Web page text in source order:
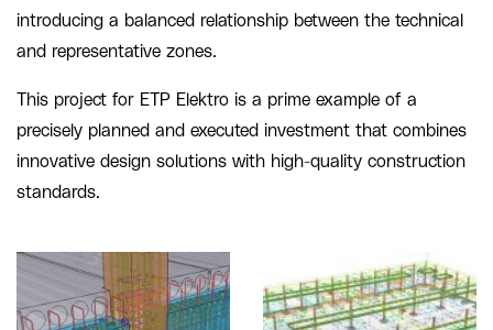
introducing a balanced relationship between the technical
and representative zones.
This project for ETP Elektro is a prime example of a
precisely planned and executed investment that combines
innovative design solutions with high-quality construction
standards.